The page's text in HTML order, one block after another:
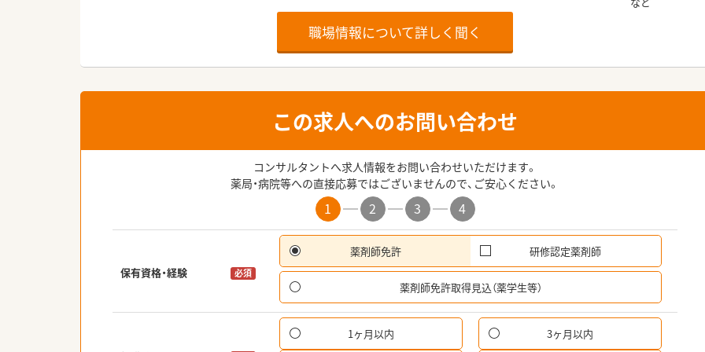
職場情報について詳しく聞く
この求人へのお問い合わせ
コンサルタントへ求人情報をお問い合わせいただけます。
薬局・病院等への直接応募ではございませんので、ご安心ください。
1 2 3 4
保有資格・経験 必須
薬剤師免許 研修認定薬剤師
薬剤師免許取得見込（薬学生等）
1ヶ月以内 3ヶ月以内